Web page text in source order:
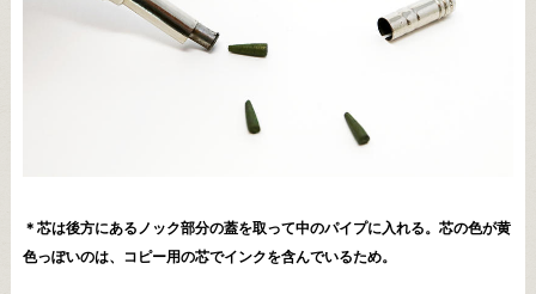
＊芯は後方にあるノック部分の蓋を取って中のパイプに入れる。芯の色が黄
色っぽいのは、コピー用の芯でインクを含んでいるため。